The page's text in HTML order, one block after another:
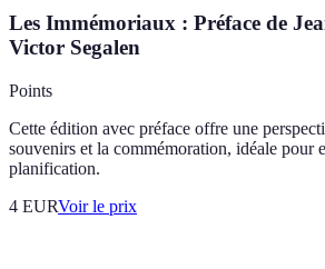
Les Immémoriaux : Préface de
Victor Segalen
Points
Cette édition avec préface offre une
souvenirs et la commémoration, idéale pour
planification.
4 EURVoir le prix